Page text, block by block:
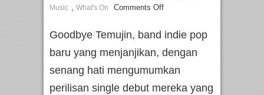
Music , What's On Comments Off
Goodbye Temujin, band indie pop
baru yang menjanjikan, dengan
senang hati mengumumkan
perilisan single debut mereka yang